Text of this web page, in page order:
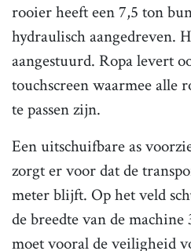
rooier heeft een 7,5 ton
hydraulisch aangedreven.
aangestuurd. Ropa levert
touchscreen waarmee alle
te passen zijn.
Een uitschuifbare as
zorgt er voor dat de
meter blijft. Op het veld
de breedte van de
moet vooral de veiligheid